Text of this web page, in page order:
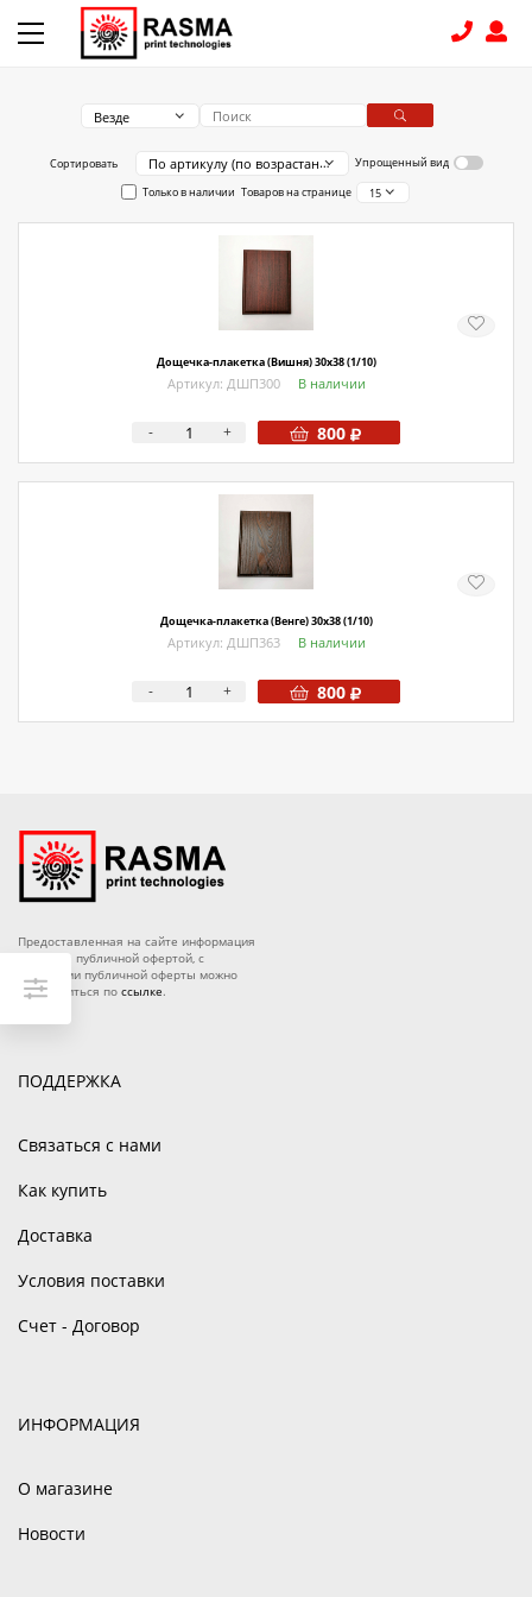
КОНТАКТЫ
8 (831) 414-15-19
Везде
Сортировать По артикулу (по возрастанию)
Упрощенный вид
Только в наличии Товаров на странице 15
Дощечка-плакетка (Вишня) 30х38 (1/10)
Артикул: ДШП300 В наличии
- + 800
Дощечка-плакетка (Венге) 30х38 (1/10)
Артикул: ДШП363 В наличии
- + 800
Предоставленная на сайте информация
является публичной офертой, с
условиями публичной оферты можно
ознакомиться по ссылке.
ПОДДЕРЖКА
Связаться с нами
Как купить
Доставка
Условия поставки
Счет - Договор
ИНФОРМАЦИЯ
О магазине
Новости